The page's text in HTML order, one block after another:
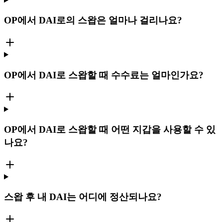
OP에서 DAI로의 스왑은 얼마나 걸리나요?
OP에서 DAI로 스왑할 때 수수료는 얼마인가요?
OP에서 DAI로 스왑할 때 어떤 지갑을 사용할 수 있
나요?
스왑 후 내 DAI는 어디에 정산되나요?